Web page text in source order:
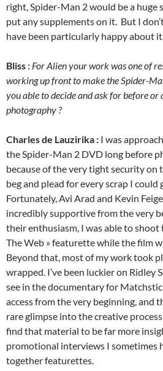
right, Spider-Man 2 would be a huge
put any supplements on it. But I
have been particularly happy about
Bliss : For Alien your work was one of
working up front to make the Spider-
you able to decide and ask for before
photography ?
Charles de Lauzirika : I was
the Spider-Man 2 DVD long before
because of the very tight security on
beg and plead for every scrap I could
Fortunately, Avi Arad and Kevin
incredibly supportive from the very
their enthusiasm, I was able to
The Web » featurette while the film
Beyond that, most of my work took
wrapped. I’ve been luckier on Ridley
see in the documentary for
access from the very beginning, and
rare glimpse into the creative
find that material to be far more
promotional interviews I sometimes
together featurettes.